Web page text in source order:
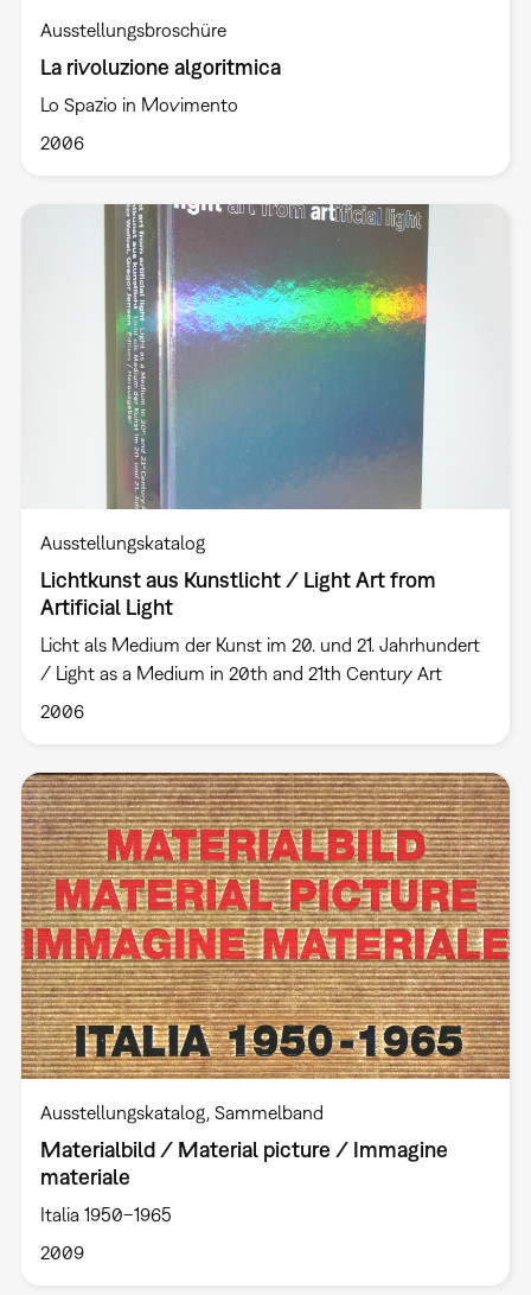
Ausstellungsbroschüre
La rivoluzione algoritmica
Lo Spazio in Movimento
2006
Ausstellungskatalog
Lichtkunst aus Kunstlicht / Light Art from
Artificial Light
Licht als Medium der Kunst im 20. und 21. Jahrhundert
/ Light as a Medium in 20th and 21th Century Art
2006
Ausstellungskatalog Sammelband
Materialbild / Material picture / Immagine
materiale
Italia 1950–1965
2009